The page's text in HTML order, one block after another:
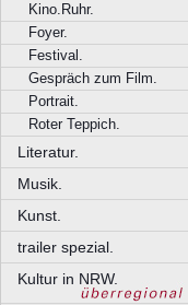
Kino.Ruhr.
Foyer.
Festival.
Gespräch zum Film.
Portrait.
Roter Teppich.
Literatur.
Musik.
Kunst.
trailer spezial.
Kultur in NRW.